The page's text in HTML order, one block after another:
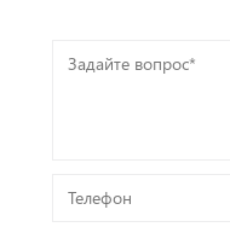
Задайте
Телефон